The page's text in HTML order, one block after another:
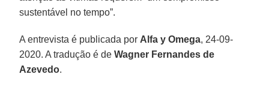
sustentável no tempo”.
A entrevista é publicada por Alfa y Omega, 24-09-
2020. A tradução é deWagner Fernandes de
Azevedo.